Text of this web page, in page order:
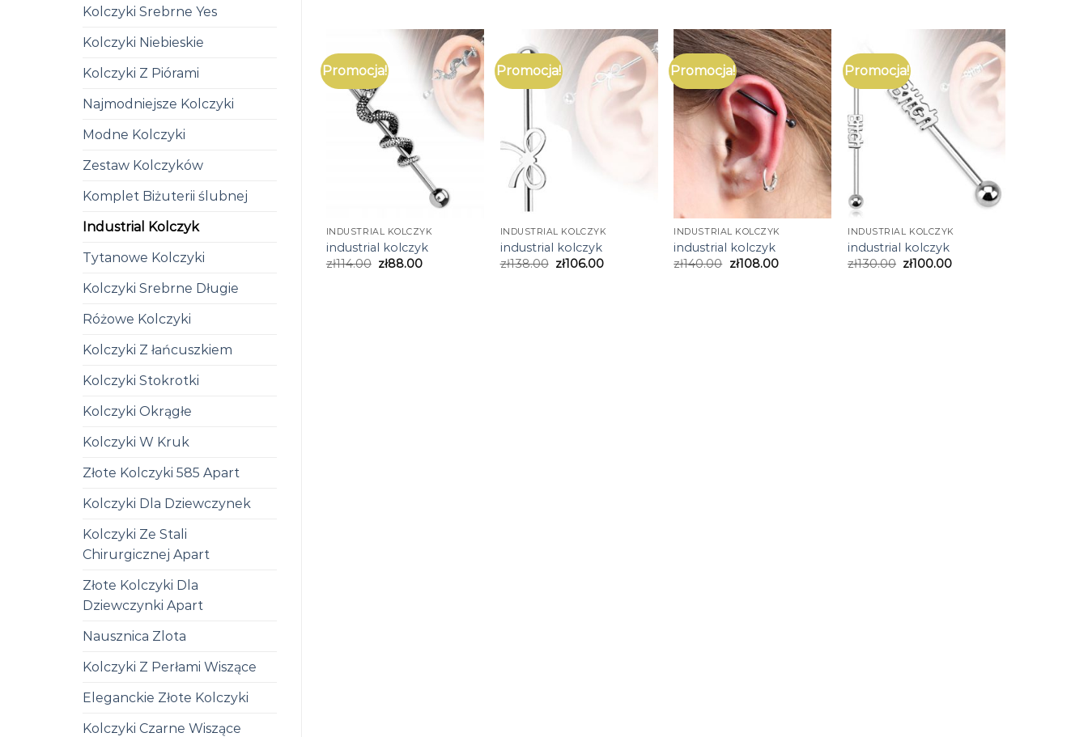
Kolczyki Srebrne Yes
Kolczyki Niebieskie
Kolczyki Z Piórami
Najmodniejsze Kolczyki
Modne Kolczyki
Zestaw Kolczyków
Komplet Biżuterii ślubnej
Industrial Kolczyk
Tytanowe Kolczyki
Kolczyki Srebrne Długie
Różowe Kolczyki
Kolczyki Z łańcuszkiem
Kolczyki Stokrotki
Kolczyki Okrągłe
Kolczyki W Kruk
Złote Kolczyki 585 Apart
Kolczyki Dla Dziewczynek
Kolczyki Ze Stali
Chirurgicznej Apart
Złote Kolczyki Dla
Dziewczynki Apart
Nausznica Zlota
Kolczyki Z Perłami Wiszące
Eleganckie Złote Kolczyki
Kolczyki Czarne Wiszące
Promocja!
INDUSTRIAL KOLCZYK
industrial kolczyk
zł114.00 zł88.00
Promocja!
INDUSTRIAL KOLCZYK
industrial kolczyk
zł138.00 zł106.00
Promocja!
INDUSTRIAL KOLCZYK
industrial kolczyk
zł140.00 zł108.00
Promocja!
INDUSTRIAL KOLCZYK
industrial kolczyk
zł130.00 zł100.00